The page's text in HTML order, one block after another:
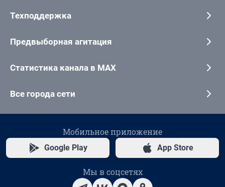
Техподдержка
Предвыборная агитация
Статистика канала в MAX
Все города сети
Мобильное приложение
Google Play App Store
Мы в соцсетях